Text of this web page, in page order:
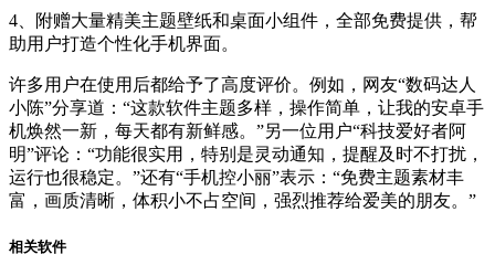
4、附赠大量精美主题壁纸和桌面小组件，全部免费提供，帮
助用户打造个性化手机界面。
许多用户在使用后都给予了高度评价。例如，网友“数码达人
小陈”分享道：“这款软件主题多样，操作简单，让我的安卓手
机焕然一新，每天都有新鲜感。”另一位用户“科技爱好者阿
明”评论：“功能很实用，特别是灵动通知，提醒及时不打扰，
运行也很稳定。”还有“手机控小丽”表示：“免费主题素材丰
富，画质清晰，体积小不占空间，强烈推荐给爱美的朋友。”
相关软件